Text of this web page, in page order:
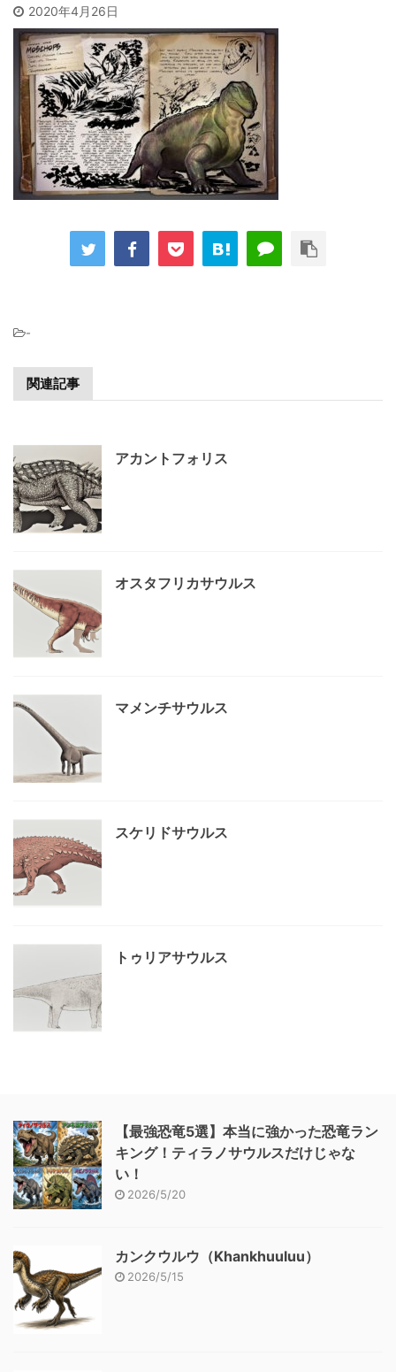
2020年4月26日
-
関連記事
アカントフォリス
オスタフリカサウルス
マメンチサウルス
スケリドサウルス
トゥリアサウルス
【最強恐竜5選】本当に強かった恐竜ラン
キング！ティラノサウルスだけじゃな
い！
2026/5/20
カンクウルウ（Khankhuuluu）
2026/5/15